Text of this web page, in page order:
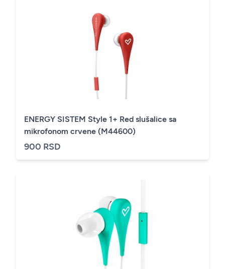
ENERGY SISTEM Style 1+ Red slušalice sa
mikrofonom crvene (M44600)
900 RSD